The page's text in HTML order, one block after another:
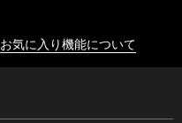
お気に入り機能について